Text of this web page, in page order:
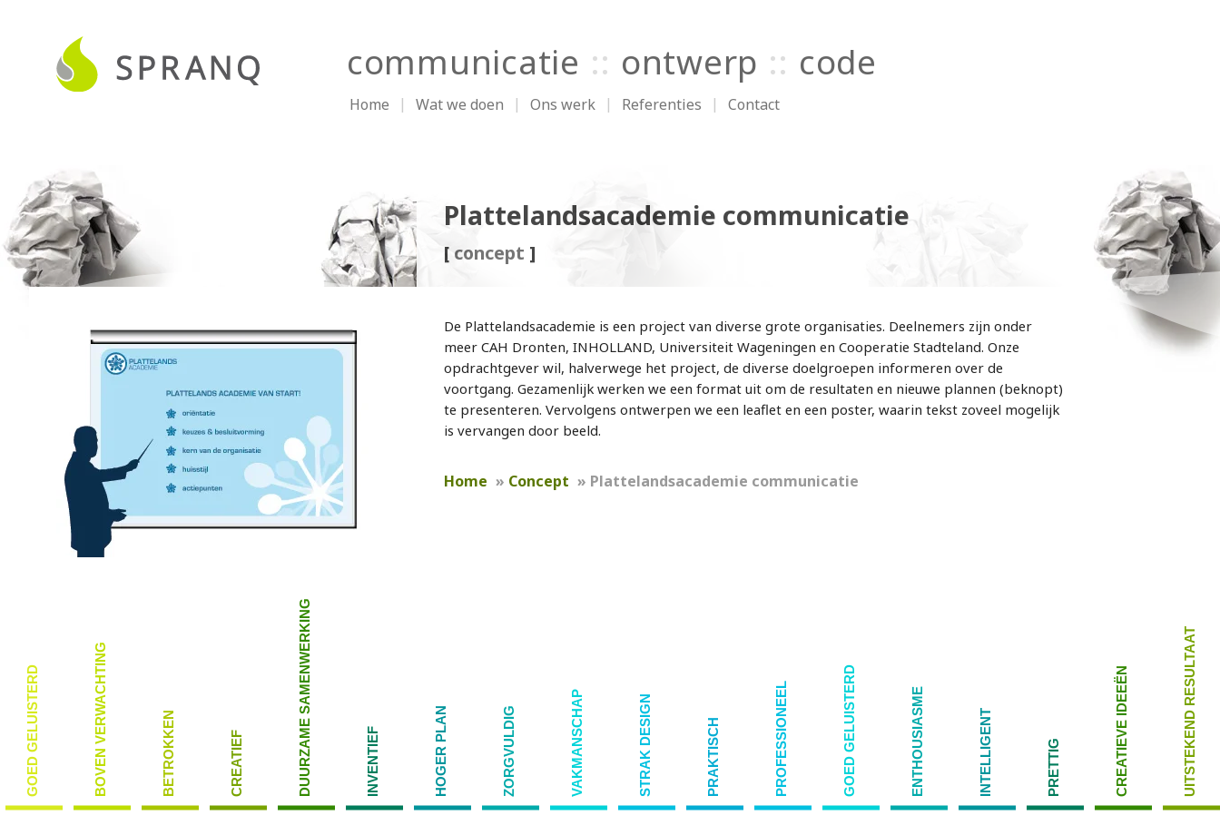
communicatie :: ontwerp :: code
Home Wat we doen Ons werk Referenties Contact
Plattelandsacademie communicatie
[ concept ]
De Plattelandsacademie is een project van diverse grote organisaties. Deelnemers zijn onder
meer CAH Dronten, INHOLLAND, Universiteit Wageningen en Cooperatie Stadteland. Onze
opdrachtgever wil, halverwege het project, de diverse doelgroepen informeren over de
voortgang. Gezamenlijk werken we een format uit om de resultaten en nieuwe plannen (beknopt)
te presenteren. Vervolgens ontwerpen we een leaflet en een poster, waarin tekst zoveel mogelijk
is vervangen door beeld.
Home » Concept » Plattelandsacademie communicatie
GOED GELUISTERD BOVEN VERWACHTING BETROKKEN CREATIEF DUURZAME SAMENWERKING INVENTIEF HOGER PLAN ZORGVULDIG VAKMANSCHAP STRAK DESIGN PRAKTISCH PROFESSIONEEL GOED GELUISTERD ENTHOUSIASME INTELLIGENT PRETTIG CREATIEVE IDEEËN UITSTEKEND RESULTAAT